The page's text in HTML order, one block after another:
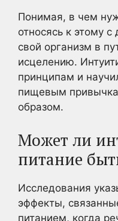
Понимая, в чем
относясь к этому
свой организм в
исцелению.
принципам и
пищевым
образом.
Может ли
питание
Исследования
эффекты,
питанием, когда